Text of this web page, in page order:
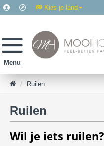
Kies je land
Ruilen
Ruilen
Wil je iets ruilen?